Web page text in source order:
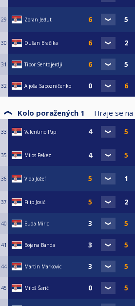
29 Zoran Jeđut
30 Dušan Bračika
31 Tibor Sentdjerdji
32 Aljoša Sapozničenko
Kolo poražených 1 Hraje se na
33 Valentino Pap
35 Milos Pekez
36 Vida Jožef
37 Filip Josić
40 Buda Miric
41 Bojana Banda
44 Martin Markovic
45 Miloš Šarić